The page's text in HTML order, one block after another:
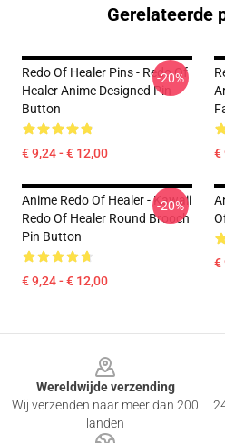
Gerelateerde
Redo Of Healer Pins - Redo Of
Healer Anime Designed Pin
Button
€ 9,24 - € 12,00
-20%
€
Anime Redo Of Healer - Kawaii
Redo Of Healer Round Brooch
Pin Button
€ 9,24 - € 12,00
-20%
€
Wereldwijde verzending
Wij verzenden naar meer dan 200
landen